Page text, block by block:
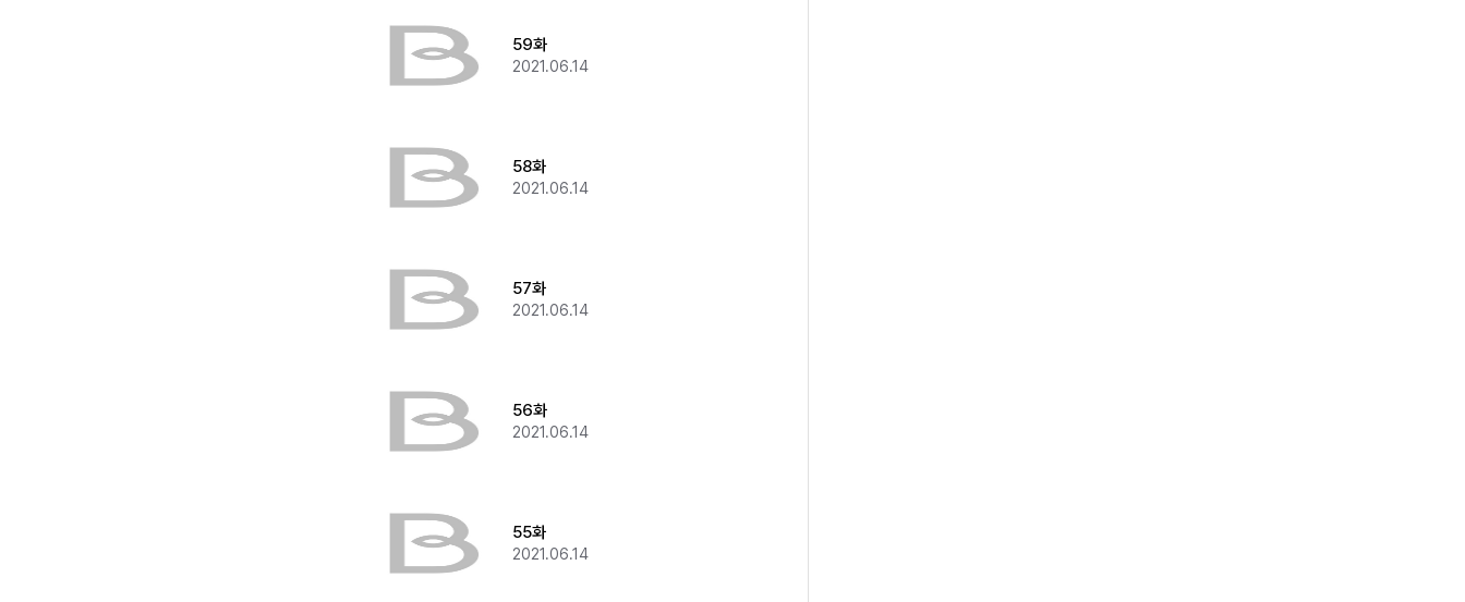
59화
2021.06.14
58화
2021.06.14
57화
2021.06.14
56화
2021.06.14
55화
2021.06.14